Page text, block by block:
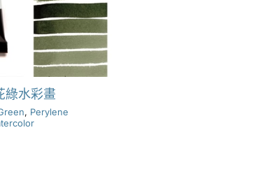
綠水彩畫
, Perylene